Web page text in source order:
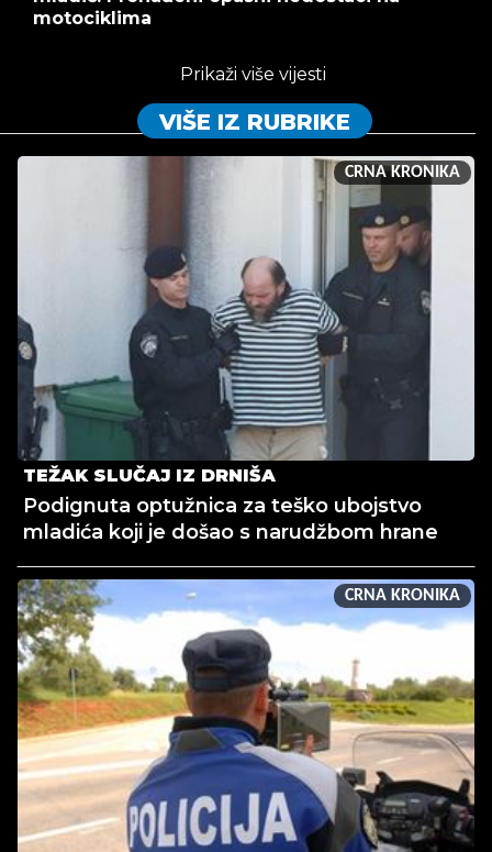
motociklima
Prikaži više vijesti
VIŠE IZ RUBRIKE
CRNA KRONIKA
TEŽAK SLUČAJ IZ DRNIŠA
Podignuta optužnica za teško ubojstvo
mladića koji je došao s narudžbom hrane
CRNA KRONIKA